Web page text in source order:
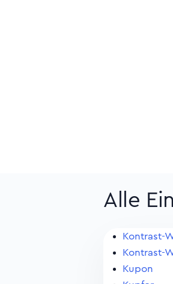
Alle
Kontrast-
Kontrast-
Kupon